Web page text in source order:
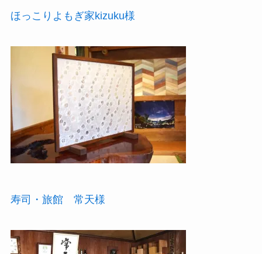
ほっこりよもぎ家kizuku様
寿司・旅館 常天様